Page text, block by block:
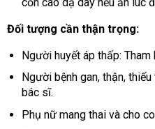
Đối tượng cần thận trọng:
Người huyết áp thấp:
Người bệnh gan, thận,
bác sĩ.
Phụ nữ mang thai và cho